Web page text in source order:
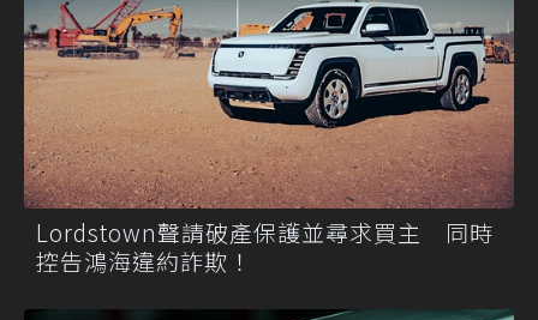
Lordstown聲請破產保護並尋求買主 同時
控告鴻海違約詐欺！